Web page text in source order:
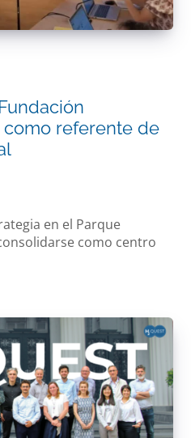
referente de
en el Parque
como centro